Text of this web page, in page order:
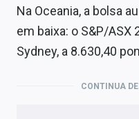
Na Oceania, a bolsa
em baixa: o S&P/ASX
Sydney, a 8.630,40
CONTINUA